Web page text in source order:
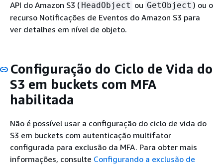
API do Amazon S3 ( HeadObject ou GetObject ) ou o
recurso Notificações de Eventos do Amazon S3 para
ver detalhes em nível de objeto.
Configuração do Ciclo de Vida do
S3 em buckets com MFA
habilitada
Não é possível usar a configuração do ciclo de vida do
S3 em buckets com autenticação multifator
configurada para exclusão da MFA. Para obter mais
informações, consulte Configurando a exclusão de